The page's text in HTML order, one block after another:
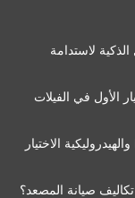
لاستدامة
الأول في الفيلات
دليل المصاعد الذكية: لماذا أصبحت مصاعد MRL والهيدروليكية الاختيار